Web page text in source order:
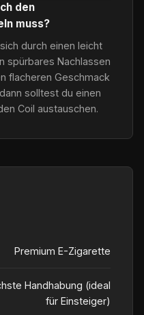
den
muss?
durch einen leicht
spürbares Nachlassen
flacheren Geschmack
solltest du einen
Coil austauschen.
Premium E-Zigarette
Handhabung (ideal
für Einsteiger)